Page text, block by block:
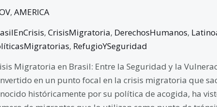
, AMERICA
, CrisisMigratoria, DerechosHumanos,
, RefugioYSeguridad
Migratoria en Brasil: Entre la Seguridad y la
en un punto focal en la crisis migratoria que
históricamente por su política de acogida, ha